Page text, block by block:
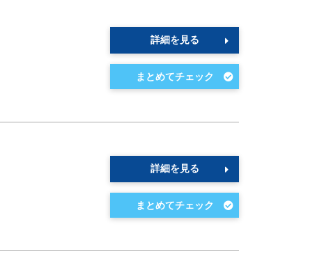
詳細を見る
詳細を見る